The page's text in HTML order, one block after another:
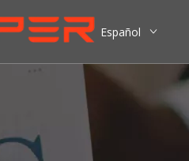
Español
العربية